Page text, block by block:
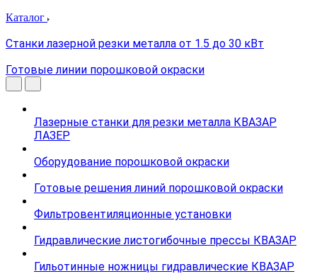
Каталог
Станки лазерной резки металла от 1.5 до 30 кВт
Готовые линии порошковой окраски
Лазерные станки для резки металла КВАЗАР
ЛАЗЕР
Оборудование порошковой окраски
Готовые решения линий порошковой окраски
Фильтровентиляционные установки
Гидравлические листогибочные прессы КВАЗАР
Гильотинные ножницы гидравлические КВАЗАР